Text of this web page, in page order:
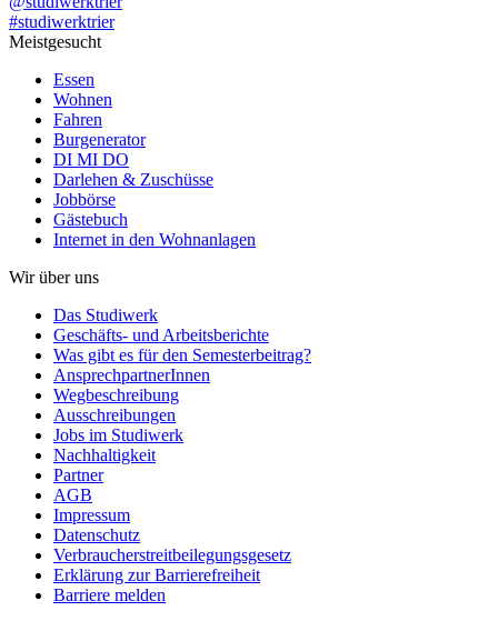
#studiwerktrier
Meistgesucht
Essen
Wohnen
Fahren
Burgenerator
DI MI DO
Darlehen & Zuschüsse
Jobbörse
Gästebuch
Internet in den Wohnanlagen
Wir über uns
Das Studiwerk
Geschäfts- und Arbeitsberichte
Was gibt es für den Semesterbeitrag?
AnsprechpartnerInnen
Wegbeschreibung
Ausschreibungen
Jobs im Studiwerk
Nachhaltigkeit
Partner
AGB
Impressum
Datenschutz
Verbraucherstreitbeilegungsgesetz
Erklärung zur Barrierefreiheit
Barriere melden